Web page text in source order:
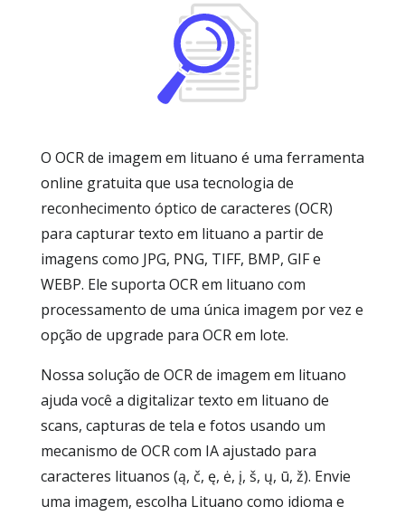
O OCR de imagem em lituano é uma ferramenta
online gratuita que usa tecnologia de
reconhecimento óptico de caracteres (OCR)
para capturar texto em lituano a partir de
imagens como JPG, PNG, TIFF, BMP, GIF e
WEBP. Ele suporta OCR em lituano com
processamento de uma única imagem por vez e
opção de upgrade para OCR em lote.
Nossa solução de OCR de imagem em lituano
ajuda você a digitalizar texto em lituano de
scans, capturas de tela e fotos usando um
mecanismo de OCR com IA ajustado para
caracteres lituanos (ą, č, ę, ė, į, š, ų, ū, ž). Envie
uma imagem, escolha Lituano como idioma e